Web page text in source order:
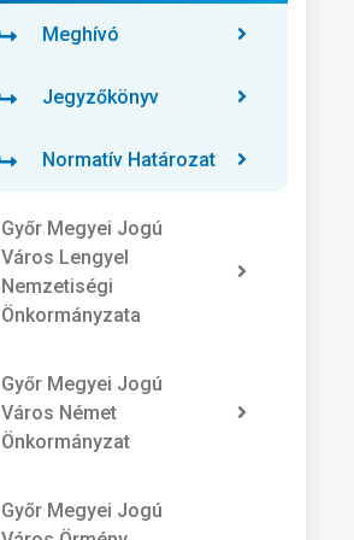
Meghívó
Jegyzőkönyv
Normatív Határozat
Győr Megyei Jogú
Város Lengyel
Nemzetiségi
Önkormányzata
Győr Megyei Jogú
Város Német
Önkormányzat
Győr Megyei Jogú